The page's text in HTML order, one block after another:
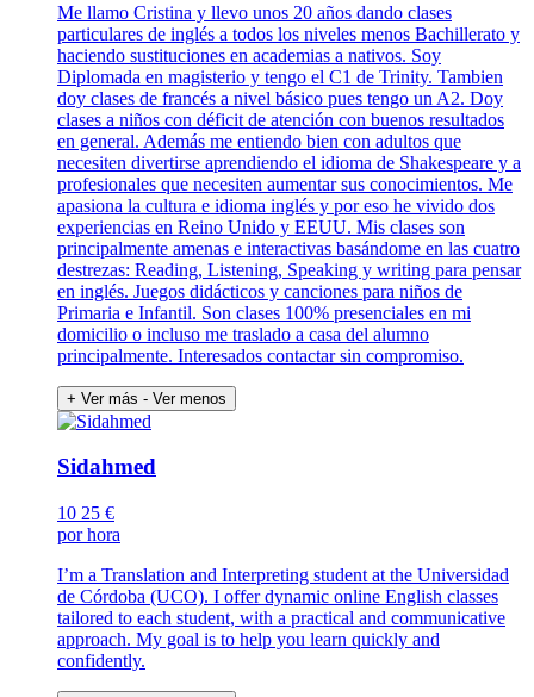
Me llamo Cristina y llevo unos 20 años dando clases
particulares de inglés a todos los niveles menos Bachillerato y
haciendo sustituciones en academias a nativos. Soy
Diplomada en magisterio y tengo el C1 de Trinity. Tambien
doy clases de francés a nivel básico pues tengo un A2. Doy
clases a niños con déficit de atención con buenos resultados
en general. Además me entiendo bien con adultos que
necesiten divertirse aprendiendo el idioma de Shakespeare y a
profesionales que necesiten aumentar sus conocimientos. Me
apasiona la cultura e idioma inglés y por eso he vivido dos
experiencias en Reino Unido y EEUU. Mis clases son
principalmente amenas e interactivas basándome en las cuatro
destrezas: Reading, Listening, Speaking y writing para pensar
en inglés. Juegos didácticos y canciones para niños de
Primaria e Infantil. Son clases 100% presenciales en mi
domicilio o incluso me traslado a casa del alumno
principalmente. Interesados contactar sin compromiso.
+ Ver más - Ver menos
Sidahmed
10 25 €
por hora
I’m a Translation and Interpreting student at the Universidad
de Córdoba (UCO). I offer dynamic online English classes
tailored to each student, with a practical and communicative
approach. My goal is to help you learn quickly and
confidently.